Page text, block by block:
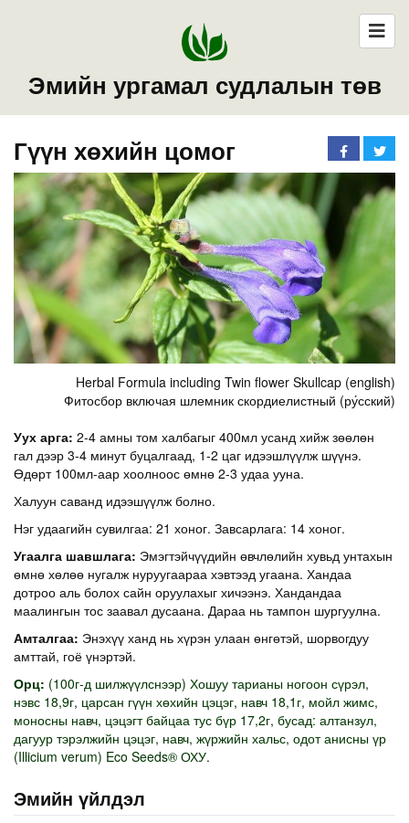
Эмийн ургамал судлалын төв
Гүүн хөхийн цомог
Herbal Formula including Twin flower Skullcap (english)
Фитосбор включая шлемник скордиелистный (ру́сский)
Уух арга: 2-4 амны том халбагыг 400мл усанд хийж зөөлөн
гал дээр 3-4 минут буцалгаад, 1-2 цаг идээшлүүлж шүүнэ.
Өдөрт 100мл-аар хоолноос өмнө 2-3 удаа ууна.
Халуун саванд идээшүүлж болно.
Нэг удаагийн сувилгаа: 21 хоног. Завсарлага: 14 хоног.
Угаалга шавшлага: Эмэгтэйчүүдийн өвчлөлийн хувьд унтахын
өмнө хөлөө нугалж нуруугаараа хэвтээд угаана. Хандаа
дотроо аль болох сайн оруулахыг хичээнэ. Хандандаа
маалингын тос заавал дусаана. Дараа нь тампон шургуулна.
Амталгаа: Энэхүү ханд нь хүрэн улаан өнгөтэй, шорвогдуу
амттай, гоё үнэртэй.
Орц: (100г-д шилжүүлснээр) Хошуу тарианы ногоон сүрэл,
нэвс 18,9г, царсан гүүн хөхийн цэцэг, навч 18,1г, мойл жимс,
моносны навч, цэцэгт байцаа тус бүр 17,2г, бусад: алтанзул,
дагуур тэрэлжийн цэцэг, навч, жүржийн хальс, одот анисны үр
(Illicium verum) Eco Seeds® ОХУ.
Эмийн үйлдэл